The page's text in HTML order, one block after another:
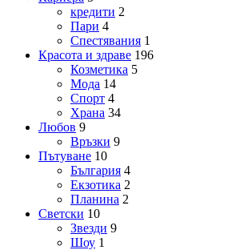
кредити 2
Пари 4
Спестявания 1
Красота и здраве 196
Козметика 5
Мода 14
Спорт 4
Храна 34
Любов 9
Връзки 9
Пътуване 10
България 4
Екзотика 2
Планина 2
Светски 10
Звезди 9
Шоу 1